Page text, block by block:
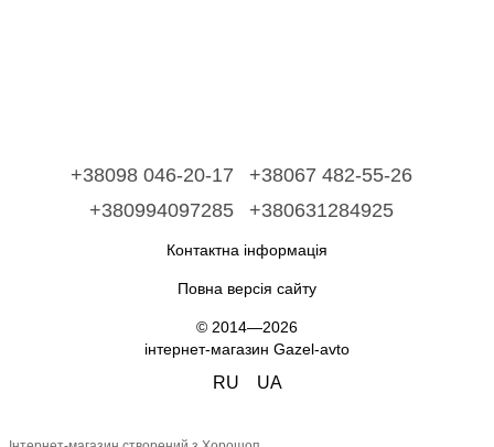
+38098 046-20-17
+38067 482-55-26
+380994097285
+380631284925
Контактна інформація
Повна версія сайту
© 2014—2026
інтернет-магазин Gazel-avto
RU UA